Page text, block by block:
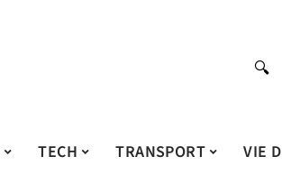
TECH TRANSPORT VIE